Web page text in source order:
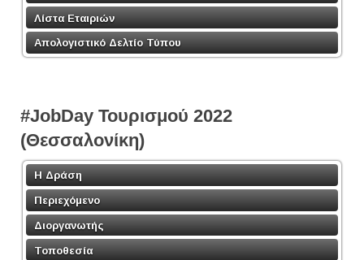
Λίστα Εταιριών
Απολογιστικό Δελτίο Τύπου
#JobDay Τουρισμού 2022
(Θεσσαλονίκη)
Η Δράση
Περιεχόμενο
Διοργανωτής
Τοποθεσία